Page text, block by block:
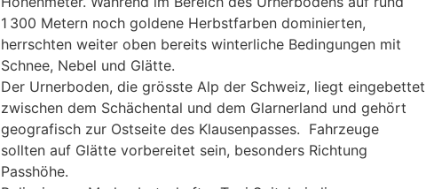
1 300 Metern noch goldene Herbstfarben dominierten,
herrschten weiter oben bereits winterliche Bedingungen mit
Schnee, Nebel und Glätte.
Der Urnerboden, die grösste Alp der Schweiz, liegt eingebettet
zwischen dem Schächental und dem Glarnerland und gehört
geografisch zur Ostseite des Klausenpasses. Fahrzeuge
sollten auf Glätte vorbereitet sein, besonders Richtung
Passhöhe.